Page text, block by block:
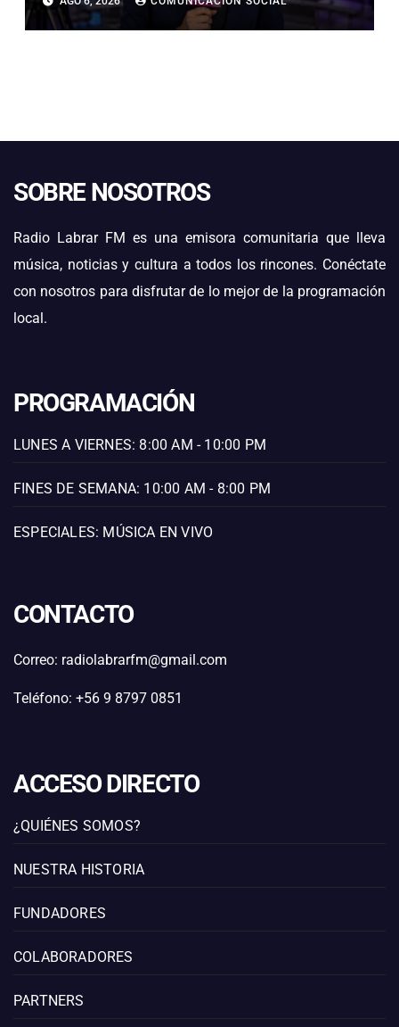
BANDAS DE GUERRA
ESTUDIANTILES
SOBRE NOSOTROS
Radio Labrar FM es una emisora comunitaria que lleva
música, noticias y cultura a todos los rincones. Conéctate
con nosotros para disfrutar de lo mejor de la programación
local.
PROGRAMACIÓN
LUNES A VIERNES: 8:00 AM - 10:00 PM
FINES DE SEMANA: 10:00 AM - 8:00 PM
ESPECIALES: MÚSICA EN VIVO
CONTACTO
Correo: radiolabrarfm@gmail.com
Teléfono: +56 9 8797 0851
ACCESO DIRECTO
¿QUIÉNES SOMOS?
NUESTRA HISTORIA
FUNDADORES
COLABORADORES
PARTNERS